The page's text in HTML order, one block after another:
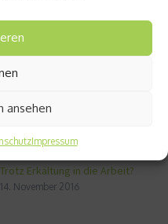
ansehen
Impressum
Trotz Erkältung in die Arbeit?
14. November 2016